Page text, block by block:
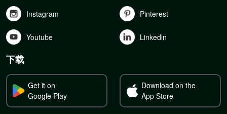
Instagram Pinterest
Youtube Linkedln
下载
Get it on
Google Play
Download on the
App Store